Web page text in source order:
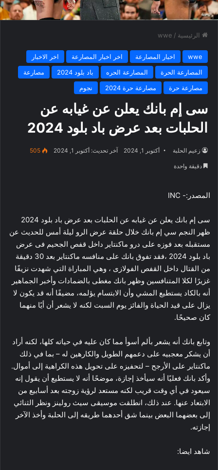
الرئيسية /
wwe
wwe اخبار المصارعة اخر اخبار المصارعة
اخر الاخبار
المصارعة الحرة
المصارعة الحره باد بلود 2024
مصارعة
مصارعة حرة
مصارعة حرة 2024 نجوم
سى إم بانك يعلن عن غيابه عن
الحلبات بعد عرض باد بلود 2024
زعيم الحلبة أكتوبر 1, 2024 آخر تحديث: أكتوبر 1, 2024 505
دقيقة واحدة
المصدر:- INC
سى إم بانك يعلن عن غيابه عن الحلبات بعد عرض باد بلود 2024
ظهر النجم سي إم بانك خلال حلقة عرض الرو ليلة أمس للحديث عن
مستقبله بعد فوزه على درو ماكنتاير داخل قفص الجحيم فى عرض
باد بلود 2024 ،فقد تفوق بانك على منافسه ماكنتاير بعد 30 دقيقة
من القتال داخل القفص الفولازى ، وهي المباراة التي شهدت نزيفًا
غزيرًا لكلا المتنافسين وظهر بانك مغطى بالضمادات وأخبر الجماهير
أنه بالكاد يستطيع المشي وأن الابتسام يؤلمه، مضيفًا أنه قد يكون لا
يزال على قيد الحياة والفائز يوم السبت لكنه لا يشعر أن أيًا منهما
كان صحيحًا.
وتابع بانك أنه يشعر بألم أسوأ مما كان عليه في حياته كلها، لكنه أراد
أن يشكر معجبيه على دعمهم الطويل والكارهين له – بما في ذلك
ماكنتاير على الأرجح – لتحفيزه على تحويل هذه الكراهية إلى أموال.
وأكد بانك فعليًا أنه سيأخذ إجازة، موضحًا أنه لا يستطيع أن يقول إنه
سيعود في أي وقت قريب لكنه مستعد لرؤية زوجته بعد أسابيع من
الابتعاد عنها. عند ذلك، انطلقت موسيقى سيث رولينز ونظر الثنائي
إلى بعضهما البعض بينما شق أحدهما طريقه إلى الحلبة وأخذ الآخر
إجازته.
شاهد ايضا: